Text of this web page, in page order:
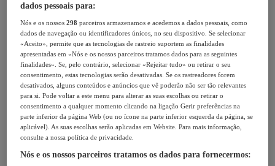
dados pessoais para:
Nós e os nossos298 parceiros armazenamos e acedemos a dados pessoais, como
dados de navegação ou identificadores únicos, no seu dispositivo. Se selecionar
«Aceito», permite que as tecnologias de rastreio suportem as finalidades
apresentadas em «Nós e os nossos parceiros tratamos dados para as seguintes
finalidades». Se, pelo contrário, selecionar «Rejeitar tudo» ou retirar o seu
consentimento, estas tecnologias serão desativadas. Se os rastreadores forem
desativados, alguns conteúdos e anúncios que vê poderão não ser tão relevantes
para si. Pode voltar a este menu para alterar as suas escolhas ou retirar o
consentimento a qualquer momento clicando na ligação Gerir preferências na
parte inferior da página Web (ou no ícone na parte inferior esquerda da página, se
aplicável). As suas escolhas serão aplicadas em Website. Para mais informação,
consulte a nossa política de privacidade.
Nós e os nossos parceiros tratamos os dados para fornecermos: